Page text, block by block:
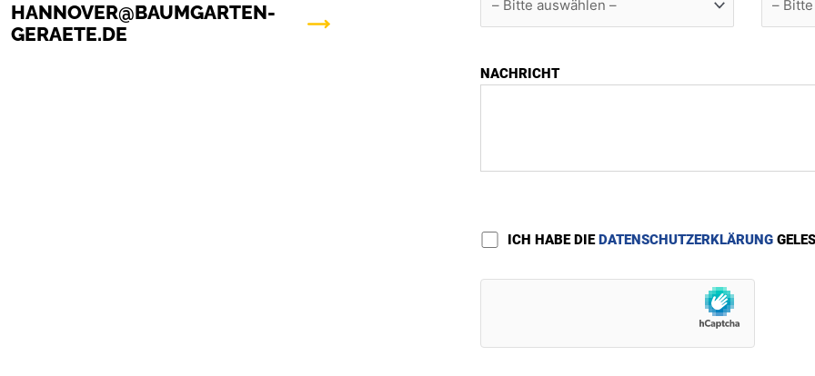
HANNOVER@BAUMGARTEN-
GERAETE.DE
NACHRICHT
ICH HABE DIEDATENSCHUTZERKLÄRUNG